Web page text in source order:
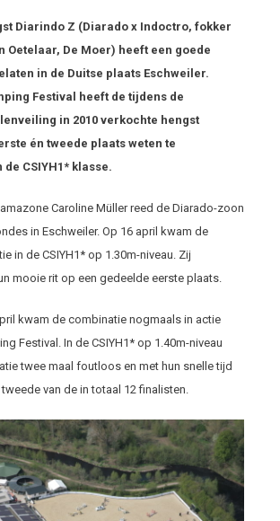
Diarindo Z (Diarado x Indoctro, fokker
Oetelaar, De Moer) heeft een goede
in de Duitse plaats Eschweiler.
Festival heeft de tijdens de
in 2010 verkochte hengst
én tweede plaats weten te
CSIYH1* klasse.
Caroline Müller reed de Diarado-zoon
in Eschweiler. Op 16 april kwam de
in de CSIYH1* op 1.30m-niveau. Zij
mooie rit op een gedeelde eerste plaats.
kwam de combinatie nogmaals in actie
Festival. In de CSIYH1* op 1.40m-niveau
twee maal foutloos en met hun snelle tijd
van de in totaal 12 finalisten.